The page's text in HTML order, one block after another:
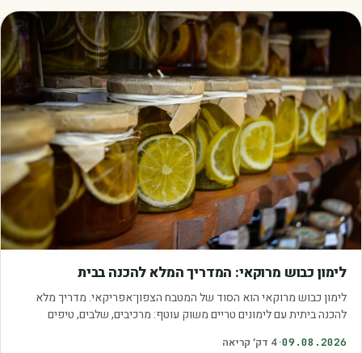
לימון כבוש מרוקאי: המדריך המלא להכנה בבית
לימון כבוש מרוקאי הוא הסוד של המטבח הצפון־אפריקאי. מדריך מלא
להכנה ביתית עם לימונים טריים משוק עוטף: מרכיבים, שלבים, טיפים
09.08.2026
·
4 דק׳ קריאה